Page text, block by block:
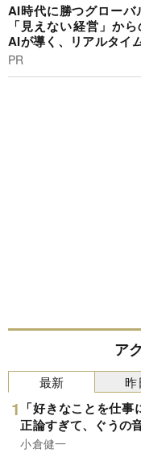
AI時代に勝つグロー
「見えない経営」か
AIが導く、リアルタイ
PR
ア
最新
「好きなことを仕
正論すぎて、ぐうの
小倉健一
昨